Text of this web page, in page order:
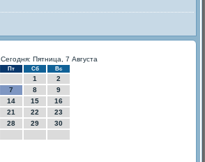
Сегодня: Пятница, 7 Августа
Пт Сб Вс
1
2
7 8
9
14 15
16
21 22
23
28 29
30